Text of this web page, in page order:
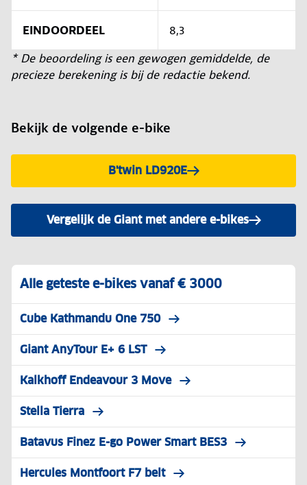
EINDOORDEEL
8,3
* De beoordeling is een gewogen gemiddelde, de
precieze berekening is bij de redactie bekend.
Bekijk de volgende e-bike
B'twin LD920E
Vergelijk de Giant met andere e-bikes
Alle geteste e-bikes vanaf € 3000
Cube Kathmandu One 750
Giant AnyTour E+ 6 LST
Kalkhoff Endeavour 3 Move
Stella Tierra
Batavus Finez E-go Power Smart BES3
Hercules Montfoort F7 belt